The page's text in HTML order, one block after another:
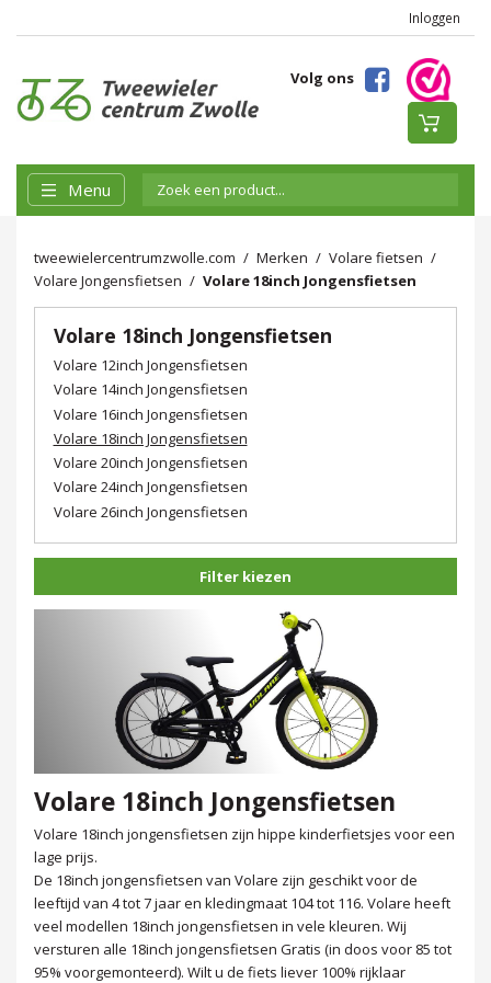
Inloggen
Volg ons
Menu
tweewielercentrumzwolle.com Merken
Volare fietsen
Volare Jongensfietsen
Volare 18inch Jongensfietsen
Volare 18inch Jongensfietsen
Volare 12inch Jongensfietsen
Volare 14inch Jongensfietsen
Volare 16inch Jongensfietsen
Volare 18inch Jongensfietsen
Volare 20inch Jongensfietsen
Volare 24inch Jongensfietsen
Volare 26inch Jongensfietsen
Filter kiezen
Volare 18inch Jongensfietsen
Volare 18inch jongensfietsen zijn hippe kinderfietsjes voor een
lage prijs.
De 18inch jongensfietsen van Volare zijn geschikt voor de
leeftijd van 4 tot 7 jaar en kledingmaat 104 tot 116. Volare heeft
veel modellen 18inch jongensfietsen in vele kleuren. Wij
versturen alle 18inch jongensfietsen Gratis (in doos voor 85 tot
95% voorgemonteerd). Wilt u de fiets liever 100% rijklaar